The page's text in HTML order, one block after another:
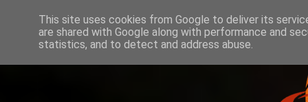
This site uses cookies from Google to deliver its
are shared with Google along with performance and
statistics, and to detect and address abuse.